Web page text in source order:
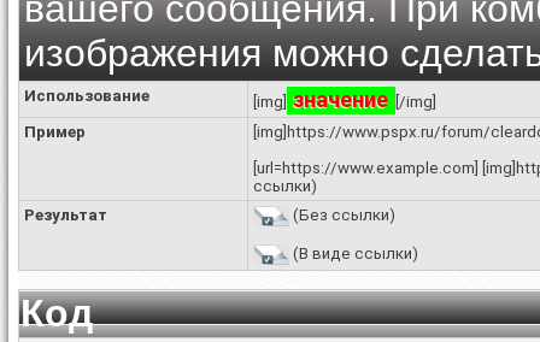
изображения можно
Использование [img] значение [/img]
Пример
[img]https://www.pspx.ru/forum/
[url=https://www.example.com]
ссылки)
Результат
(Без ссылки)
(В виде ссылки)
Код